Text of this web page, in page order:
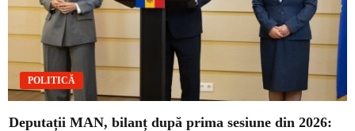
POLITICĂ
Deputații MAN, bilanț după prima sesiune din 2026: